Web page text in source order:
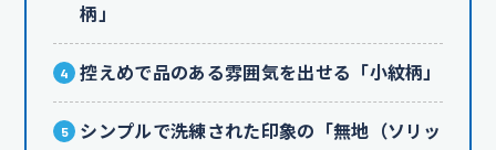
柄」
控えめで品のある雰囲気を出せる「小紋柄」
シンプルで洗練された印象の「無地（ソリッ